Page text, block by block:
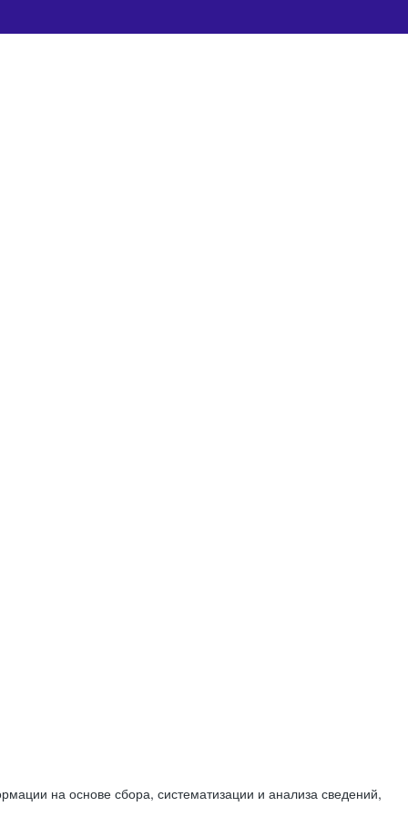
на основе сбора, систематизации и анализа сведений,